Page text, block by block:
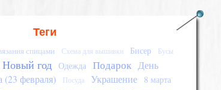
Теги
спицами Схема для вышивки Бисер Бусы
Новый год Одежда Подарок День
(23 февраля)
Посуда Украшение 8 марта